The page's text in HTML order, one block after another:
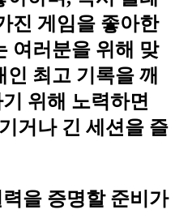
진 게임을 좋아한
여러분을 위해 맞
최고 기록을 깨
위해 노력하면
거나 긴 세션을 즐
을 증명할 준비가